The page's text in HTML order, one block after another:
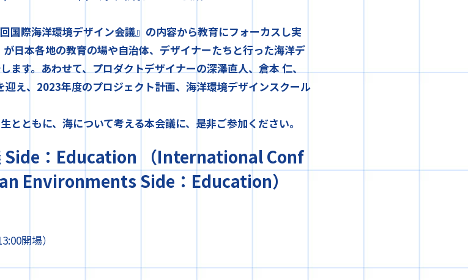
国際海洋環境デザイン会議』の内容から教育にフォーカスし実
日本各地の教育の場や自治体、デザイナーたちと行った海洋デ
す。あわせて、プロダクトデザイナーの深澤直人、倉本 仁、
え、2023年度のプロジェクト計画、海洋環境デザインスクール
ともに、海について考える本会議に、是非ご参加ください。
Side：Education （International Conf
Environments Side：Education）
開場）